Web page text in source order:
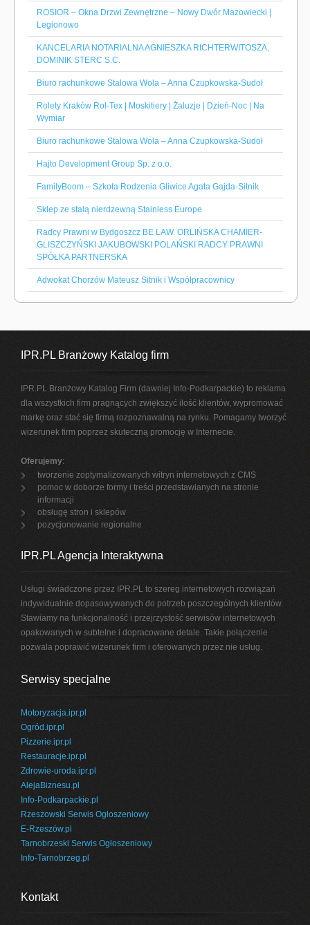
ROSIOR – Okna Drzwi Zewnętrzne – Nowy Dwór Mazowiecki |
Legionowo
KANCELARIA NOTARIALNA AGNIESZKA RICHTERWITOSZA,
DOMINIK STERC S.C.
Biuro rachunkowe Stalowa Wola – Anna Czupkowska-Sudoł
Rolety Kraków Rol-Tex | Moskitiery | Żaluzje | Dzień-Noc | Na
Wymiar
Biuro rachunkowe Stalowa Wola – Anna Czupkowska-Sudoł
Hajto Development Group Sp. z o.o.
FamilyBoom – Szkoła Rodzenia Gliwice Agata Gajda-Sitnik
Sklep ze stalą nierdzewną Stainless Europe
Radcy Prawni w Bydgoszcz BE LAW. ORLIŃSKA CHAMIER-
GLISZCZYŃSKI JAKUBOWSKI POLAŃSKI RADCY PRAWNI
SPÓŁKA PARTNERSKA
Adwokat Chorzów Mateusz Sitnik i Współpracownicy
IPR.PL Branżowy Katalog firm
IPR.PL Branżowy Katalog Firm (dawniej Info-Podkarpackie) to reklama
dla wszystkich firm pragnących zwiększyć ilość klientów, wypromować
markę oraz stać się firmą rozpoznawalną na rynku. Pomagamy tworzyć
wizerunek firm poprzez skuteczną promocję w Internecie.
Oferujemy:
tworzenie zoptymalizowanych witryn internetowych z CMS
pomoc w doborze formy i treści przedstawianych na stronie
informacji
obsługę stron i sklepów
pozycjonowanie regionalne
IPR.PL Agencja Interaktywna
Usługi świadczone przez IPR.PL to szereg internetowych rozwiązań
indywidualnie dopasowywanych do potrzeb poszczególnych klientów.
Stawiamy na funkcjonalność i przejrzystość serwisów internetowych
opakowanych w subtelne i dopracowane detale. Takie połączenie
pozwala poprawić wizerunek firm i oferowanych przez nie usług.
Serwisy specjalne
Motoryzacja.ipr.pl
Ogród.ipr.pl
Pizzerie.ipr.pl
Restauracje.ipr.pl
Zdrowie-uroda.ipr.pl
AlejaBiznesu.pl
Info-Podkarpackie.pl
Rzeszowski Serwis Ogłoszeniowy
E-Rzeszów.pl
Tarnobrzeski Serwis Ogłoszeniowy
Info-Tarnobrzeg.pl
Kontakt